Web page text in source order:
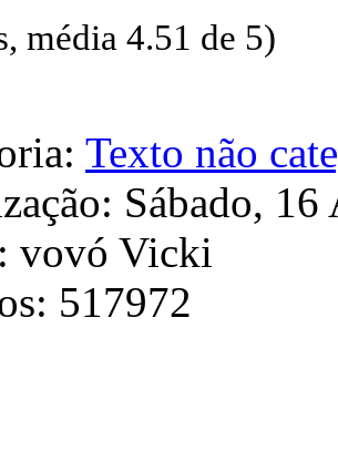
média 4.51 de 5)
Texto não
Sábado,
vovó Vicki
517972